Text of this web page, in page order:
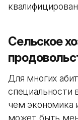
Сельское
Для многих
специальности
чем экономика
может быть